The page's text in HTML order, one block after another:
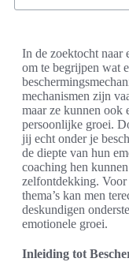
In de zoektocht naar
om te begrijpen wat
mechanismen zijn
maar ze kunnen ook
persoonlijke groei.
jij echt onder je
de diepte van hun
coaching hen
zelfontdekking.
thema’s kan men
deskundigen
emotionele groei.
Inleiding tot